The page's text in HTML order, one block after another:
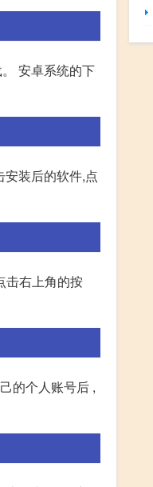
安卓系统的下
装后的软件,点
击右上角的按
的个人账号后 ,